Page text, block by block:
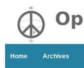
Home Archives